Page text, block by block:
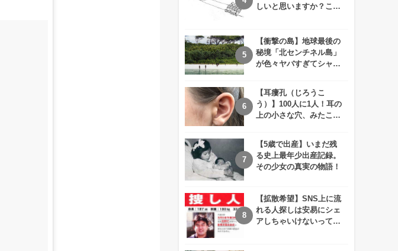
しいと思いますか？この
【衝撃の島】地球最後の
秘境「北センチネル島」
が色々ヤバすぎてシャレ
【耳瘻孔（じろうこ
う）】100人に1人！耳の
上の小さな穴、みたこと
【5歳で出産】いまだ残
る史上最年少出産記録。
その少女の真実の物語！
【拡散希望】SNS上に流
れる人探しは安易にシェ
アしちゃいけないって知